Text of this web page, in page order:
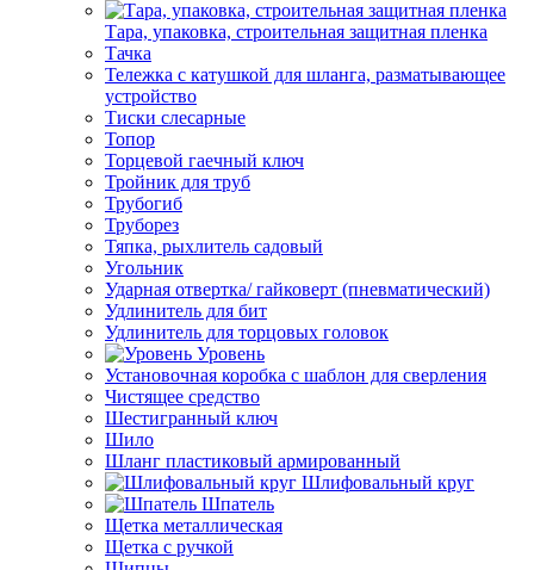
Тара, упаковка, строительная защитная пленка
Тачка
Тележка с катушкой для шланга, разматывающее
устройство
Тиски слесарные
Топор
Торцевой гаечный ключ
Тройник для труб
Трубогиб
Труборез
Тяпка, рыхлитель садовый
Угольник
Ударная отвертка/ гайковерт (пневматический)
Удлинитель для бит
Удлинитель для торцовых головок
Уровень
Установочная коробка с шаблон для сверления
Чистящее средство
Шестигранный ключ
Шило
Шланг пластиковый армированный
Шлифовальный круг
Шпатель
Щетка металлическая
Щетка с ручкой